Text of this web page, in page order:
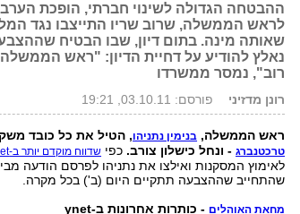
ההבטחה הגדולה לשינוי חברתי, הופכת
לראש הממשלה, שרוב שריו התייצבו נגד
שאותה מינה. בתום דיון, שבו הבטיח
נאלץ להודיע על דחיית הדיון: "ראש
רוב", נמסר ממשרדו
רונן מדזיני פורסם: 03.10.11, 19:21
ראש הממשלה, בנימין נתניהו, הטיל את כל כובד
טרכטנברג- ונחל כישלון צורב. כפי שדווח מוקדם יותר ב-ynet
לאימוץ המסקנות ואילצו את נתניהו לפרסם הודעה
שהתחייב שההצבעה תתקיים היום (ב') בכל מקרה.
מחאת האוהלים - כותרות אחרונות ב-ynet